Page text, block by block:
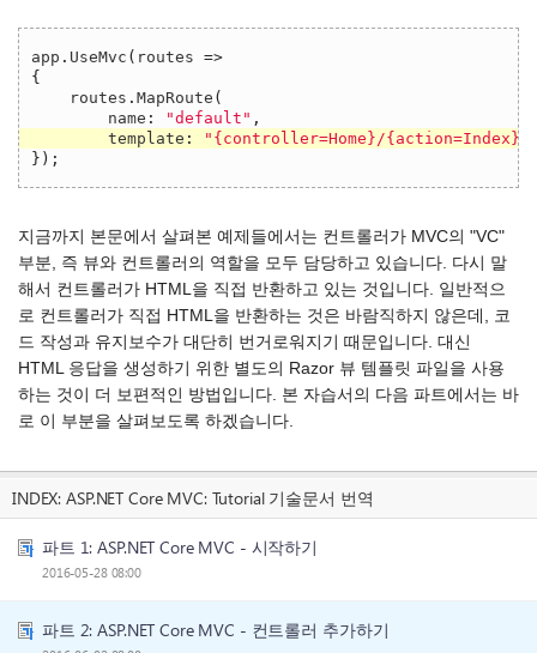
app . UseMvc ( routes =>
{
routes . MapRoute (
name : "default" ,
template :
"{controller=Home}/
});
지금까지 본문에서 살펴본 예제들에서는 컨트롤러가 MVC의 "VC"
부분, 즉 뷰와 컨트롤러의 역할을 모두 담당하고 있습니다. 다시 말
해서 컨트롤러가 HTML을 직접 반환하고 있는 것입니다. 일반적으
로 컨트롤러가 직접 HTML을 반환하는 것은 바람직하지 않은데, 코
드 작성과 유지보수가 대단히 번거로워지기 때문입니다. 대신
HTML 응답을 생성하기 위한 별도의 Razor 뷰 템플릿 파일을 사용
하는 것이 더 보편적인 방법입니다. 본 자습서의 다음 파트에서는 바
로 이 부분을 살펴보도록 하겠습니다.
INDEX: ASP.NET Core MVC: Tutorial 기술문서 번역
파트 1: ASP.NET Core MVC - 시작하기
2016-05-28 08:00
파트 2: ASP.NET Core MVC - 컨트롤러 추가하기